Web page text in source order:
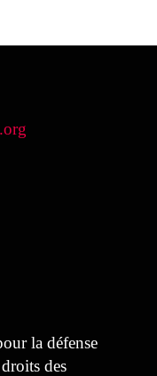
la défense
des